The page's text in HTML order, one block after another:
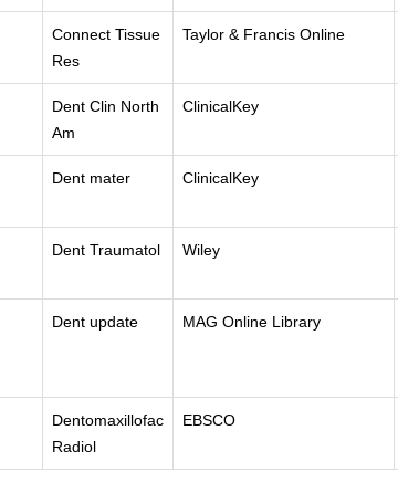
Connect Tissue
Res
Taylor & Francis Online
Dent Clin North
Am
ClinicalKey
Dent mater ClinicalKey
Dent Traumatol Wiley
Dent update MAG Online Library
Dentomaxillofac
Radiol
EBSCO